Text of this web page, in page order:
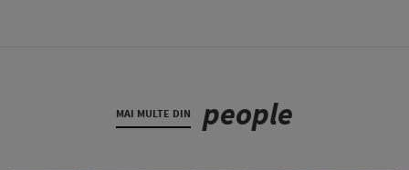
MAI MULTE DIN people